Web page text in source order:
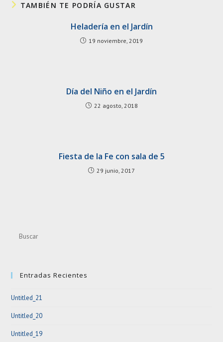
TAMBIÉN TE PODRÍA GUSTAR
Heladería en el Jardín
19 noviembre, 2019
Día del Niño en el Jardín
22 agosto, 2018
Fiesta de la Fe con sala de 5
29 junio, 2017
Entradas Recientes
Untitled_21
Untitled_20
Untitled_19